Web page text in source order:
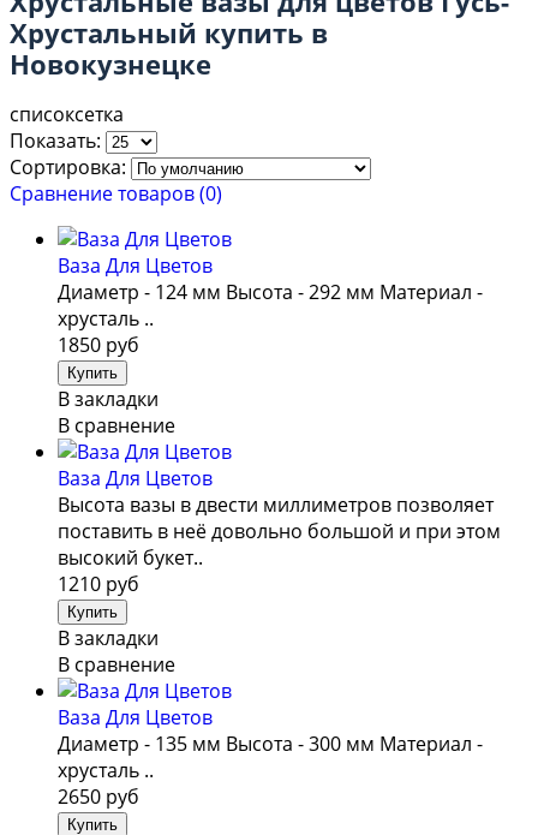
Хрустальный купить в
Новокузнецке
списоксетка
Показать:
Сортировка:
Сравнение товаров (0)
Ваза Для Цветов
Диаметр - 124 мм Высота - 292 мм Материал -
хрусталь ..
1850 руб
В закладки
В сравнение
Ваза Для Цветов
Высота вазы в двести миллиметров позволяет
поставить в неё довольно большой и при этом
высокий букет..
1210 руб
В закладки
В сравнение
Ваза Для Цветов
Диаметр - 135 мм Высота - 300 мм Материал -
хрусталь ..
2650 руб